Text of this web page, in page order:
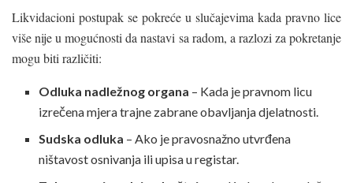
Likvidacioni postupak se pokreće u slučajevima kada pravno lice
više nije u mogućnosti da nastavi sa radom, a razlozi za pokretanje
mogu biti različiti:
Odluka nadležnog organa – Kada je pravnom licu
izrečena mjera trajne zabrane obavljanja djelatnosti.
Sudska odluka – Ako je pravosnažno utvrđena
ništavost osnivanja ili upisa u registar.